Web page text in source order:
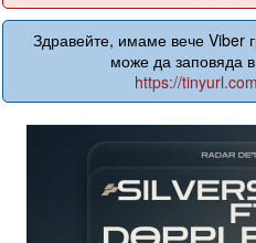
Здравейте, имаме вече Viber
може да заповяда
https://